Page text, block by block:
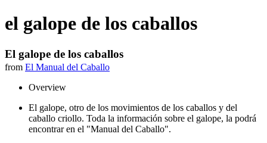
el galope de los caballos
El galope de los caballos
from El Manual del Caballo
Overview
El galope, otro de los movimientos de los caballos y del
caballo criollo. Toda la información sobre el galope, la podrá
encontrar en el "Manual del Caballo".